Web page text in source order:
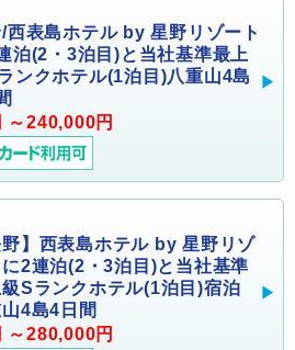
西表島ホテル by 星野リゾート
泊(2・3泊目)と当社基準最上
ンクホテル(1泊目)八重山4島
～240,000円
野】西表島ホテル by 星野リゾ
に2連泊(2・3泊目)と当社基準
Sランクホテル(1泊目)宿泊
山4島4日間
～280,000円